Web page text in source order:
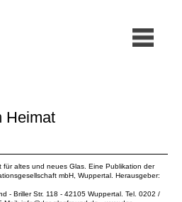
Heimat
für altes und neues Glas. Eine Publikation der
mbH , Wuppertal. Herausgeber:
- Briller Str. 118 - 42105 Wuppertal. Tel. 0202 /